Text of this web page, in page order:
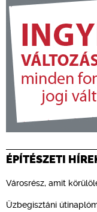
ÉPÍTÉSZETI
Városrész, amit
Üzbegisztáni